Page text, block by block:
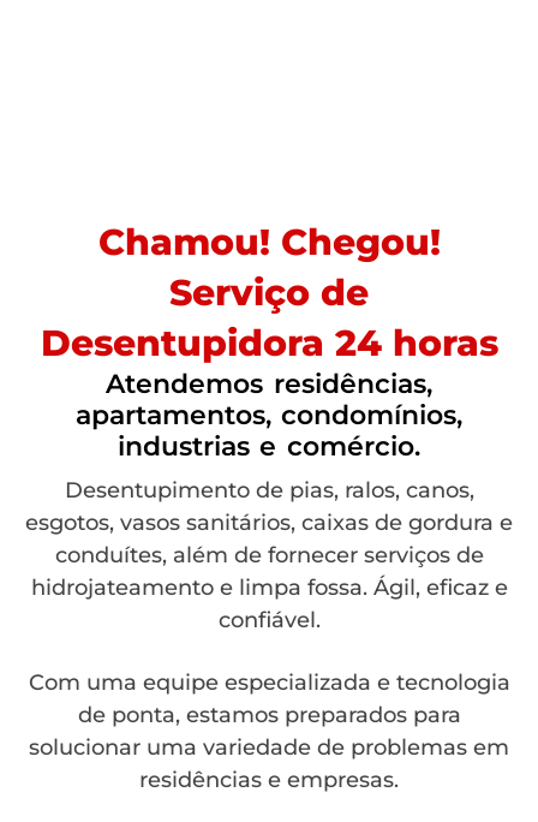
Chamou! Chegou!
Serviço de
Desentupidora 24 horas
Atendemos residências,
apartamentos, condomínios,
industrias e comércio.
Desentupimento de pias, ralos, canos,
esgotos, vasos sanitários, caixas de gordura e
conduítes, além de fornecer serviços de
hidrojateamento e limpa fossa. Ágil, eficaz e
confiável.
Com uma equipe especializada e tecnologia
de ponta, estamos preparados para
solucionar uma variedade de problemas em
residências e empresas.